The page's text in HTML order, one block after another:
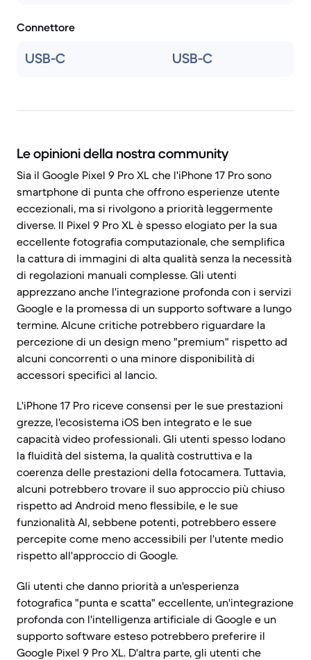
Connettore
USB-C USB-C
Le opinioni della nostra community
Sia il Google Pixel 9 Pro XL che l'iPhone 17 Pro sono
smartphone di punta che offrono esperienze utente
eccezionali, ma si rivolgono a priorità leggermente
diverse. Il Pixel 9 Pro XL è spesso elogiato per la sua
eccellente fotografia computazionale, che semplifica
la cattura di immagini di alta qualità senza la necessità
di regolazioni manuali complesse. Gli utenti
apprezzano anche l'integrazione profonda con i servizi
Google e la promessa di un supporto software a lungo
termine. Alcune critiche potrebbero riguardare la
percezione di un design meno "premium" rispetto ad
alcuni concorrenti o una minore disponibilità di
accessori specifici al lancio.
L'iPhone 17 Pro riceve consensi per le sue prestazioni
grezze, l'ecosistema iOS ben integrato e le sue
capacità video professionali. Gli utenti spesso lodano
la fluidità del sistema, la qualità costruttiva e la
coerenza delle prestazioni della fotocamera. Tuttavia,
alcuni potrebbero trovare il suo approccio più chiuso
rispetto ad Android meno flessibile, e le sue
funzionalità AI, sebbene potenti, potrebbero essere
percepite come meno accessibili per l'utente medio
rispetto all'approccio di Google.
Gli utenti che danno priorità a un'esperienza
fotografica "punta e scatta" eccellente, un'integrazione
profonda con l'intelligenza artificiale di Google e un
supporto software esteso potrebbero preferire il
Google Pixel 9 Pro XL. D'altra parte, gli utenti che